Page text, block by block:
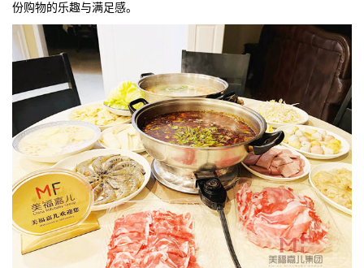
份购物的乐趣与满足感。